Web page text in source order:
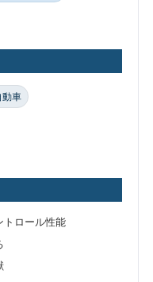
動車
トロール性能